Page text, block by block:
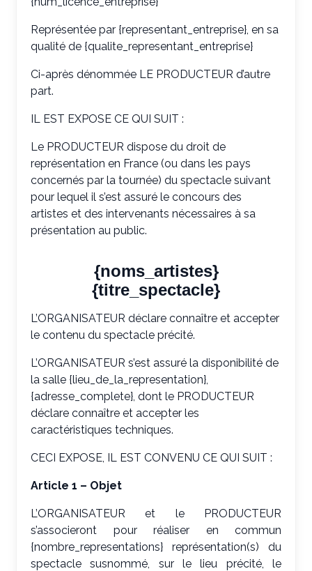
Représentée par {representant_entreprise}, en sa
qualité de {qualite_representant_entreprise}
Ci-après dénommée LE PRODUCTEUR d’autre
part.
IL EST EXPOSE CE QUI SUIT :
Le PRODUCTEUR dispose du droit de
représentation en France (ou dans les pays
concernés par la tournée) du spectacle suivant
pour lequel il s’est assuré le concours des
artistes et des intervenants nécessaires à sa
présentation au public.
{noms_artistes}
{titre_spectacle}
L’ORGANISATEUR déclare connaître et accepter
le contenu du spectacle précité.
L’ORGANISATEUR s’est assuré la disponibilité de
la salle {lieu_de_la_representation},
{adresse_complete}, dont le PRODUCTEUR
déclare connaître et accepter les
caractéristiques techniques.
CECI EXPOSE, IL EST CONVENU CE QUI SUIT :
Article 1 – Objet
L’ORGANISATEUR et le PRODUCTEUR
s’associeront pour réaliser en commun
{nombre_representations} représentation(s) du
spectacle susnommé, sur le lieu précité, le